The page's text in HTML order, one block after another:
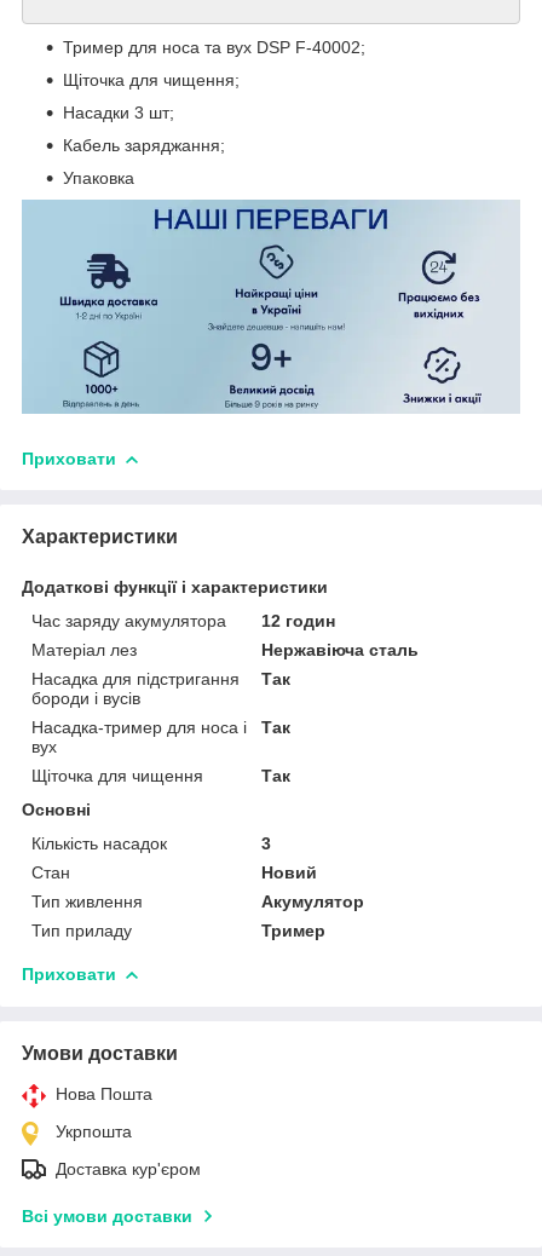
Тример для носа та вух DSP F-40002;
Щіточка для чищення;
Насадки 3 шт;
Кабель заряджання;
Упаковка
Приховати
Характеристики
Додаткові функції і характеристики
Час заряду акумулятора
12 годин
Матеріал лез
Нержавіюча сталь
Насадка для підстригання
бороди і вусів
Так
Насадка-тример для носа і
вух
Так
Щіточка для чищення
Так
Основні
Кількість насадок
3
Стан
Новий
Тип живлення
Акумулятор
Тип приладу
Тример
Приховати
Умови доставки
Нова Пошта
Укрпошта
Доставка кур'єром
Всі умови доставки